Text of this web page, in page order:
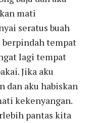
mati
seratus buah
tempat
lagi tempat
Jika aku
dan aku habiskan
kekenyangan.
pantas kita